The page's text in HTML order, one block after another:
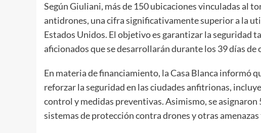
Según Giuliani, más de 150 ubicaciones vinculadas al
antidrones, una cifra significativamente superior a la
Estados Unidos. El objetivo es garantizar la seguridad
aficionados que se desarrollarán durante los 39 días de
En materia de financiamiento, la Casa Blanca informó
reforzar la seguridad en las ciudades anfitrionas,
control y medidas preventivas. Asimismo, se
sistemas de protección contra drones y otras